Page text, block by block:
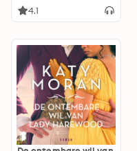
4.1